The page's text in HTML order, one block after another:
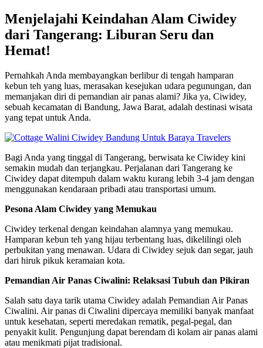
Menjelajahi Keindahan Alam Ciwidey
dari Tangerang: Liburan Seru dan
Hemat!
Pernahkah Anda membayangkan berlibur di tengah hamparan
kebun teh yang luas, merasakan kesejukan udara pegunungan, dan
memanjakan diri di pemandian air panas alami? Jika ya, Ciwidey,
sebuah kecamatan di Bandung, Jawa Barat, adalah destinasi wisata
yang tepat untuk Anda.
Bagi Anda yang tinggal di Tangerang, berwisata ke Ciwidey kini
semakin mudah dan terjangkau. Perjalanan dari Tangerang ke
Ciwidey dapat ditempuh dalam waktu kurang lebih 3-4 jam dengan
menggunakan kendaraan pribadi atau transportasi umum.
Pesona Alam Ciwidey yang Memukau
Ciwidey terkenal dengan keindahan alamnya yang memukau.
Hamparan kebun teh yang hijau terbentang luas, dikelilingi oleh
perbukitan yang menawan. Udara di Ciwidey sejuk dan segar, jauh
dari hiruk pikuk keramaian kota.
Pemandian Air Panas Ciwalini: Relaksasi Tubuh dan Pikiran
Salah satu daya tarik utama Ciwidey adalah Pemandian Air Panas
Ciwalini. Air panas di Ciwalini dipercaya memiliki banyak manfaat
untuk kesehatan, seperti meredakan rematik, pegal-pegal, dan
penyakit kulit. Pengunjung dapat berendam di kolam air panas alami
atau menikmati pijat tradisional.